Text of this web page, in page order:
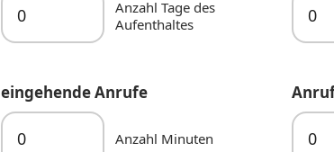
Anzahl Tage des
Aufenthaltes
eingehende Anrufe
Anzahl Minuten